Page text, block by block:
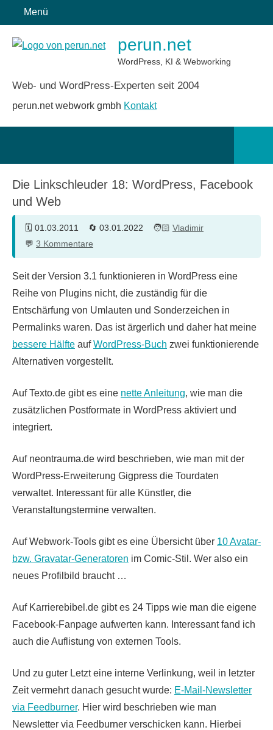
Inhalt
springen
Menü
perun.net
WordPress, KI & Webworking
Web- und WordPress-Experten seit 2004
perun.net webwork gmbh Kontakt
Die Linkschleuder 18: WordPress, Facebook
und Web
01.03.2011 03.01.2022
Vladimir
3 Kommentare
Seit der Version 3.1 funktionieren in WordPress eine
Reihe von Plugins nicht, die zuständig für die
Entschärfung von Umlauten und Sonderzeichen in
Permalinks waren. Das ist ärgerlich und daher hat meine
bessere Hälfte aufWordPress-Buch zwei funktionierende
Alternativen vorgestellt.
Auf Texto.de gibt es eine nette Anleitung, wie man die
zusätzlichen Postformate in WordPress aktiviert und
integriert.
Auf neontrauma.de wird beschrieben, wie man mit der
WordPress-Erweiterung Gigpress die Tourdaten
verwaltet. Interessant für alle Künstler, die
Veranstaltungstermine verwalten.
Auf Webwork-Tools gibt es eine Übersicht über 10 Avatar-
bzw. Gravatar-Generatoren im Comic-Stil. Wer also ein
neues Profilbild braucht …
Auf Karrierebibel.de gibt es 24 Tipps wie man die eigene
Facebook-Fanpage aufwerten kann. Interessant fand ich
auch die Auflistung von externen Tools.
Und zu guter Letzt eine interne Verlinkung, weil in letzter
Zeit vermehrt danach gesucht wurde: E-Mail-Newsletter
via Feedburner. Hier wird beschrieben wie man
Newsletter via Feedburner verschicken kann. Hierbei